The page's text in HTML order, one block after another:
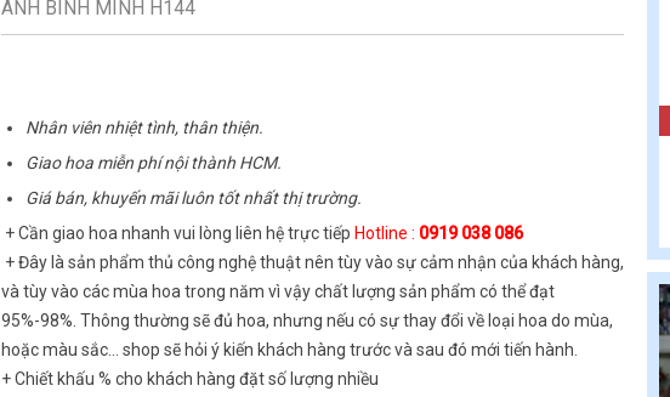
ÁNH BÌNH MÌNH H144
Nhân viên nhiệt tình, thân thiện.
Giao hoa miễn phí nội thành HCM.
Giá bán, khuyến mãi luôn tốt nhất thị trường.
+ Cần giao hoa nhanh vui lòng liên hệ trực tiếp Hotline : 0919 038 086
+ Đây là sản phẩm thủ công nghệ thuật nên tùy vào sự cảm nhận của khách hàng,
và tùy vào các mùa hoa trong năm vì vậy chất lượng sản phẩm có thể đạt
95%-98%. Thông thường sẽ đủ hoa, nhưng nếu có sự thay đổi về loại hoa do mùa,
hoặc màu sắc... shop sẽ hỏi ý kiến khách hàng trước và sau đó mới tiến hành.
+ Chiết khấu % cho khách hàng đặt số lượng nhiều